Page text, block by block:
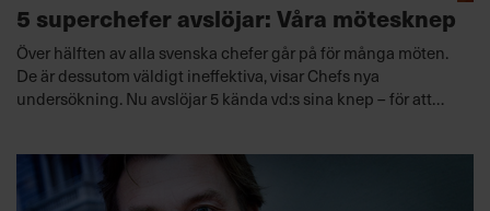
5 superchefer avslöjar: Våra mötesknep
Över hälften av alla svenska chefer går på för många möten.
De är dessutom väldigt ineffektiva, visar Chefs nya
undersökning. Nu avslöjar 5 kända vd:s sina knep – för att